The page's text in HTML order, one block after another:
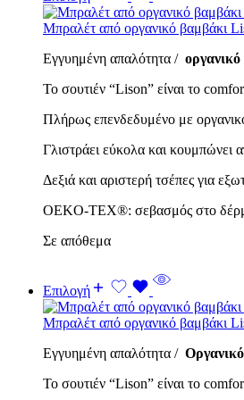
Μπραλέτ από οργανικό βαμβάκι
Εγγυημένη απαλότητα /
Το σουτιέν “Lison” είναι το
Πλήρως επενδεδυμένο με
Γλιστράει εύκολα και κουμπώνει
Δεξιά και αριστερή τσέπες για
OEKO-TEX®: σεβασμός στο
Σε απόθεμα
Επιλογή
Μπραλέτ από οργανικό βαμβάκι
Εγγυημένη απαλότητα /
Το σουτιέν “Lison” είναι το